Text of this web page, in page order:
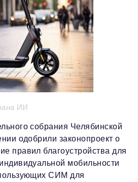
495 727-01-67
подписка
ИИ
собрания Челябинской
одобрили законопроект о
правил благоустройства для
мобильности
СИМ для